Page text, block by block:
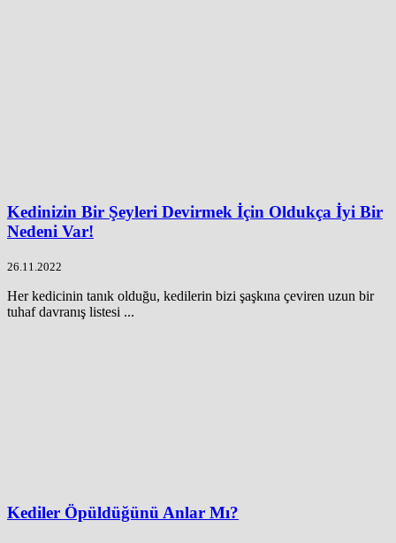
Kedinizin Bir Şeyleri Devirmek İçin Oldukça İyi Bir
Nedeni Var!
26.11.2022
Her kedicinin tanık olduğu, kedilerin bizi şaşkına çeviren uzun bir
tuhaf davranış listesi ...
Kediler Öpüldüğünü Anlar Mı?